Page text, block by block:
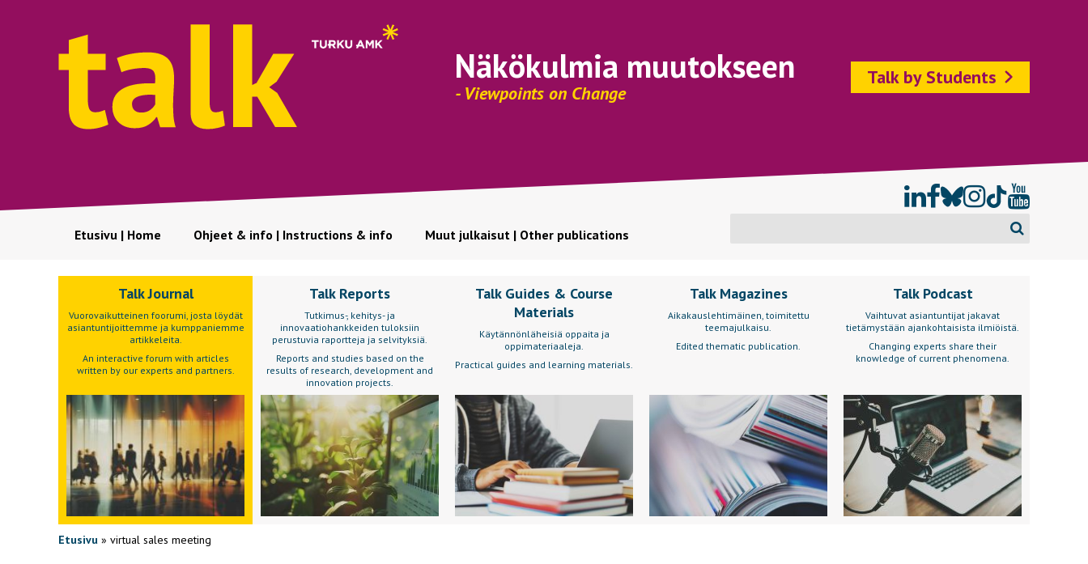
Näkökulmia muutokseen
- Viewpoints on Change
Talk by Students
Etusivu | Home Ohjeet & info | Instructions & info Muut julkaisut | Other publications
Talk Journal
Vuorovaikutteinen foorumi, josta löydät
asiantuntijoittemme ja kumppaniemme
artikkeleita.
An interactive forum with articles
written by our experts and partners.
Talk Reports
Tutkimus-, kehitys- ja
innovaatiohankkeiden tuloksiin
perustuvia raportteja ja selvityksiä.
Reports and studies based on the
results of research, development and
innovation projects.
Talk Guides & Course
Materials
Käytännönläheisiä oppaita ja
oppimateriaaleja.
Practical guides and learning materials.
Talk Magazines
Aikakauslehtimäinen, toimitettu
teemajulkaisu.
Edited thematic publication.
Talk Podcast
Vaihtuvat asiantuntijat jakavat
tietämystään ajankohtaisista ilmiöistä.
Changing experts share their
knowledge of current phenomena.
Etusivu » virtual sales meeting